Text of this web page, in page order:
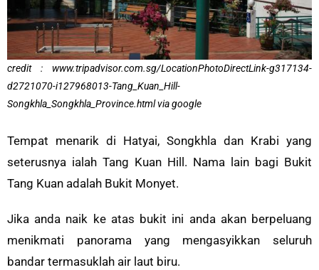
credit : www.tripadvisor.com.sg/LocationPhotoDirectLink-g317134-
d2721070-i127968013-Tang_Kuan_Hill-
Songkhla_Songkhla_Province.html via google
Tempat menarik di Hatyai, Songkhla dan Krabi yang
seterusnya ialah Tang Kuan Hill. Nama lain bagi Bukit
Tang Kuan adalah Bukit Monyet.
Jika anda naik ke atas bukit ini anda akan berpeluang
menikmati panorama yang mengasyikkan seluruh
bandar termasuklah air laut biru.